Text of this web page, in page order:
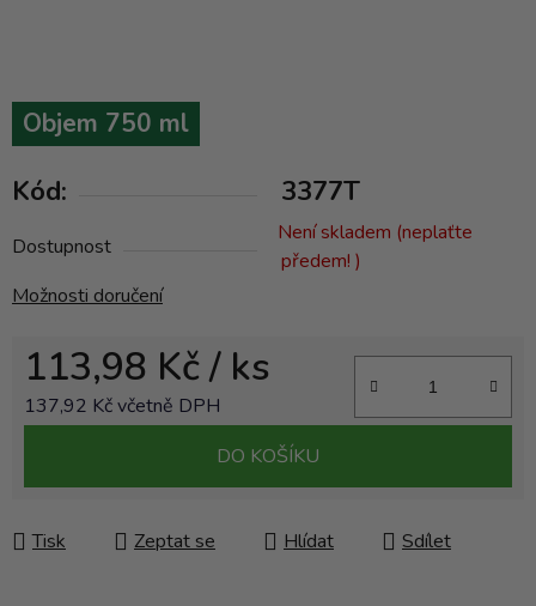
Objem 750 ml
Kód: 3377T
Dostupnost
Není skladem (neplaťte
předem! )
Možnosti doručení
113,98 Kč/ ks
137,92 Kč včetně DPH
DO KOŠÍKU
Tisk Zeptat se Hlídat Sdílet